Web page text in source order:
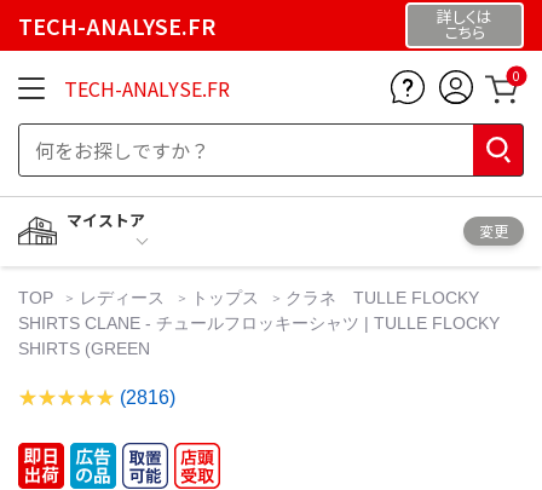
TECH-ANALYSE.FR 詳しくは
こちら
TECH-ANALYSE.FR 0
マイストア
変更
TOP レディース トップス
クラネ TULLE FLOCKY
SHIRTS CLANE - チュールフロッキーシャツ | TULLE FLOCKY
SHIRTS (GREEN
(2816)